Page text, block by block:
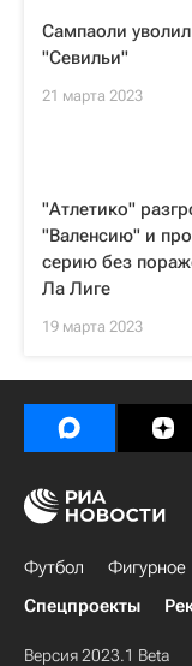
Сампаоли
"Севильи"
21 марта 2023
"Атлетико"
"Валенсию" и
серию без
Ла Лиге
19 марта 2023
Футбол Фигурное
Спецпроекты
Версия 2023.1 Beta